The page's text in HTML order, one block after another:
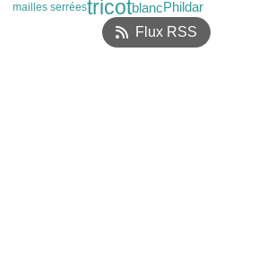
mailles serréestricotblancPhildar
Flux RSS